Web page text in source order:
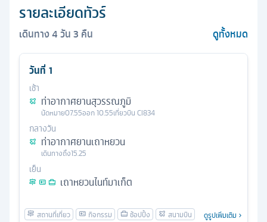
รายละเอียดทัวร์
เดินทาง4วัน3 คืน ดูทั้งหมด
วันที่ 1
เช้า
ท่าอากาศยานสุวรรณภูมิ
นัดหมาย07.55ออก10.55เที่ยวบิน CI834
กลางวัน
ท่าอากาศยานเถาหยวน
เดินทางถึง15.25
เย็น
เถาหยวนไนท์มาเก็ต
ดูรูปเพิ่มเติม